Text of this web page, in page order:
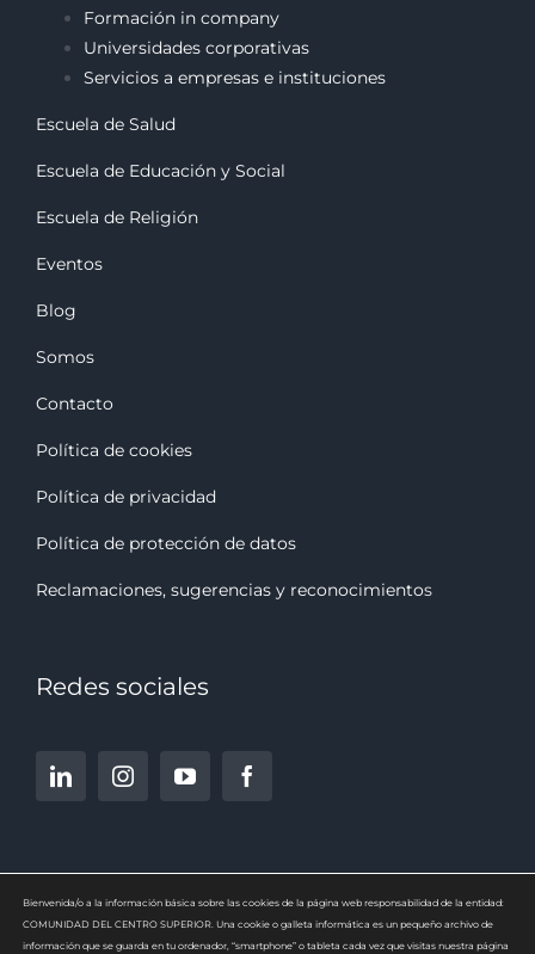
Formación in company
Universidades corporativas
Servicios a empresas e instituciones
Escuela de Salud
Escuela de Educación y Social
Escuela de Religión
Eventos
Blog
Somos
Contacto
Política de cookies
Política de privacidad
Política de protección de datos
Reclamaciones, sugerencias y reconocimientos
Redes sociales
Bienvenida/o a la información básica sobre las cookies de la página web responsabilidad de la entidad:
COMUNIDAD DEL CENTRO SUPERIOR. Una cookie o galleta informática es un pequeño archivo de
información que se guarda en tu ordenador, “smartphone” o tableta cada vez que visitas nuestra página